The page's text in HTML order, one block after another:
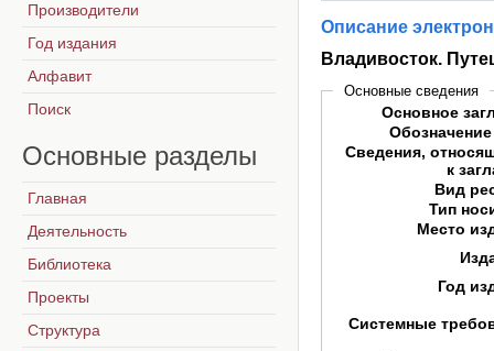
Описание
Владивосток.
Основные сведения
Основное
Сведения,
к
Вид
Тип
Место
Год
Системные
Производители
Год издания
Алфавит
Поиск
Основные разделы
Главная
Деятельность
Библиотека
Проекты
Структура